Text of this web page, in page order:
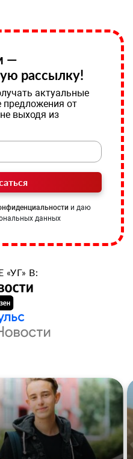
—
рассылку!
актуальные
предложения от
выходя из
и даю
данных
В: